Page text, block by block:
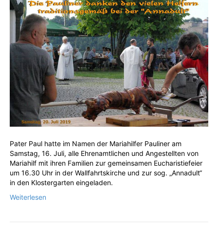
Pater Paul hatte im Namen der Mariahilfer Pauliner am
Samstag, 16. Juli, alle Ehrenamtlichen und Angestellten von
Mariahilf mit ihren Familien zur gemeinsamen Eucharistiefeier
um 16.30 Uhr in der Wallfahrtskirche und zur sog. „Annadult“
in den Klostergarten eingeladen.
Weiterlesen